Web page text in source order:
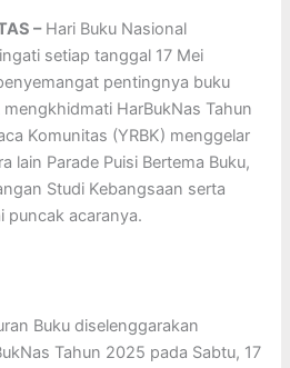
–Hari Buku Nasional
setiap tanggal 17 Mei
pentingnya buku
HarBukNas Tahun
Komunitas (YRBK) menggelar
lain Parade Puisi Bertema Buku,
Studi Kebangsaan serta
puncak acaranya.
Buku diselenggarakan
Tahun 2025 pada Sabtu, 17